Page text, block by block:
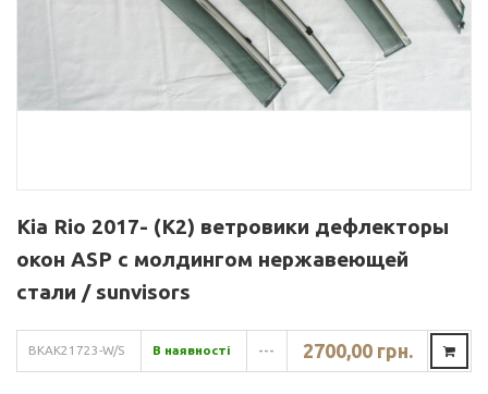
Kia Rio 2017- (K2) ветровики дефлекторы
окон ASP с молдингом нержавеющей
стали / sunvisors
BKAK21723-W/S В наявності --- 2700,00 грн.